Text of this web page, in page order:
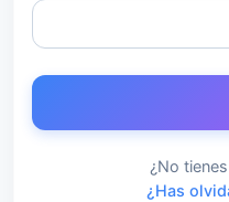
¿No
¿Has